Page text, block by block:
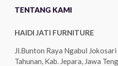
TENTANG KAMI
HAIDI JATI FURNITURE
Jl.Bunton Raya Ngabul
Tahunan, Kab. Jepara, Jawa